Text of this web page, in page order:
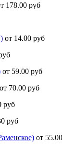
178.00 руб
от 14.00 руб
от 59.00 руб
от 70.00 руб
руб
руб
от